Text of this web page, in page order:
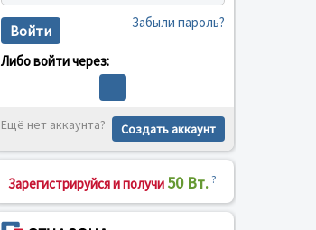
Войти Забыли пароль?
Либо войти через:
Ещё нет аккаунта? Создать аккаунт
Зарегистрируйся и получи 50 Вт. ?